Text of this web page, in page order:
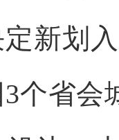
新划
个省会